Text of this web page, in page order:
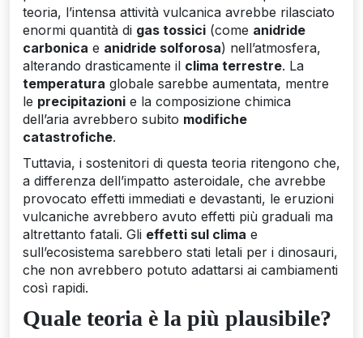
teoria, l’intensa attività vulcanica avrebbe rilasciato
enormi quantità di gas tossici (come anidride
carbonica e anidride solforosa) nell’atmosfera,
alterando drasticamente il clima terrestre. La
temperatura globale sarebbe aumentata, mentre
le precipitazioni e la composizione chimica
dell’aria avrebbero subito modifiche
catastrofiche.
Tuttavia, i sostenitori di questa teoria ritengono che,
a differenza dell’impatto asteroidale, che avrebbe
provocato effetti immediati e devastanti, le eruzioni
vulcaniche avrebbero avuto effetti più graduali ma
altrettanto fatali. Gli effetti sul clima e
sull’ecosistema sarebbero stati letali per i dinosauri,
che non avrebbero potuto adattarsi ai cambiamenti
così rapidi.
Quale teoria è la più plausibile?